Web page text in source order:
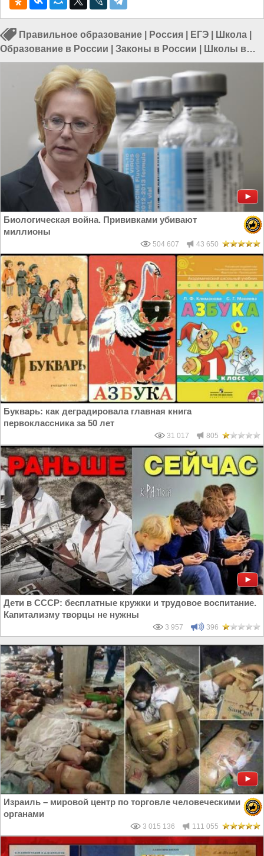
Правильное образование Россия ЕГЭ Школа
Образование в России
Законы в России
Школы в
России
Биологическая война. Прививками убивают
миллионы
504 607 43 650
Букварь: как деградировала главная книга
первоклассника за 50 лет
31 017 805
Дети в СССР: бесплатные кружки и трудовое воспитание.
Капитализму творцы не нужны
3 957 396
Израиль – мировой центр по торговле человеческими
органами
3 015 136 111 055